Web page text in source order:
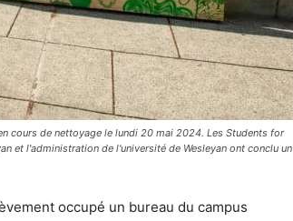
cours de nettoyage le lundi 20 mai 2024. Les Students for
et l'administration de l'université de Wesleyan ont conclu un
occupé un bureau du campus